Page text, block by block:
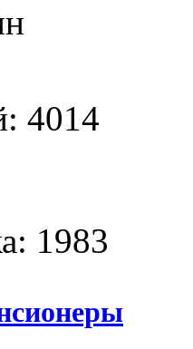
4014
1983